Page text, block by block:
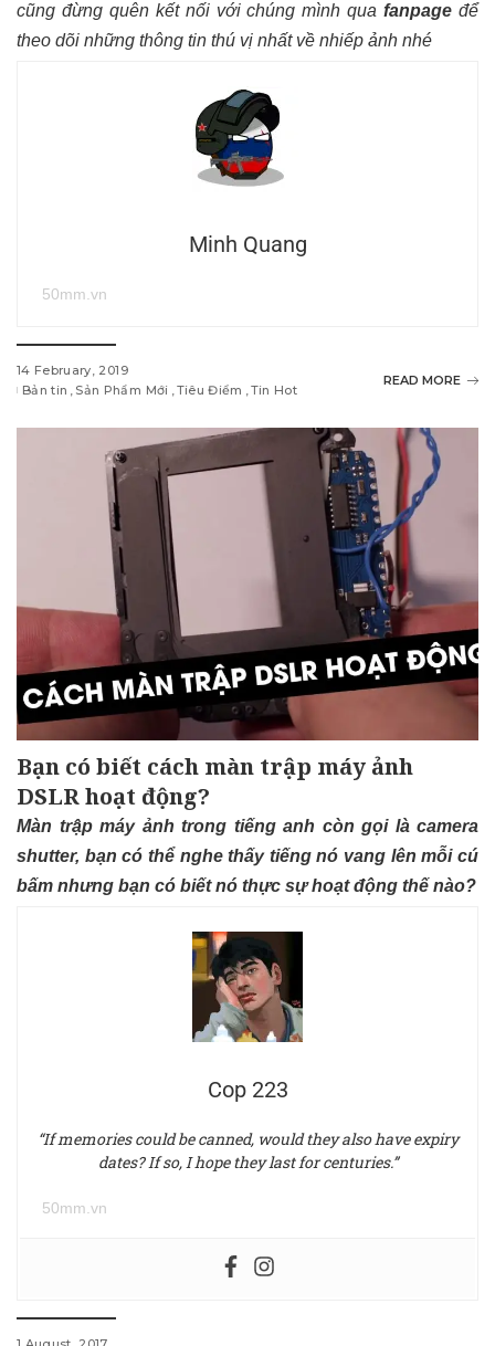
cũng đừng quên kết nối với chúng mình quafanpage để
theo dõi những thông tin thú vị nhất về nhiếp ảnh nhé
Minh Quang
50mm.vn
14 February, 2019
Bản tin
Sản Phẩm Mới Tiêu Điểm Tin Hot
READ MORE
Bạn có biết cách màn trập máy ảnh
DSLR hoạt động?
Màn trập máy ảnh trong tiếng anh còn gọi là camera
shutter, bạn có thể nghe thấy tiếng nó vang lên mỗi cú
bấm nhưng bạn có biết nó thực sự hoạt động thế nào?
Cop 223
“If memories could be canned, would they also have expiry
dates? If so, I hope they last for centuries.”
50mm.vn